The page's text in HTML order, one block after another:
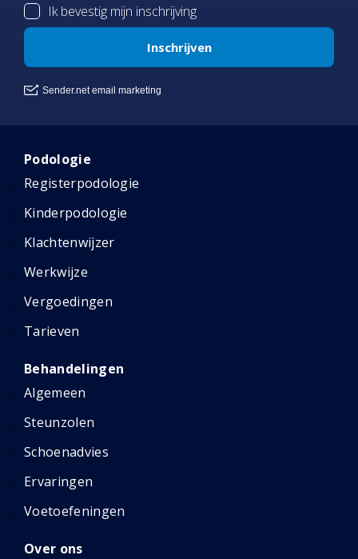
Podologie
Registerpodologie
Kinderpodologie
Klachtenwijzer
Werkwijze
Vergoedingen
Tarieven
Behandelingen
Algemeen
Steunzolen
Schoenadvies
Ervaringen
Voetoefeningen
Over ons